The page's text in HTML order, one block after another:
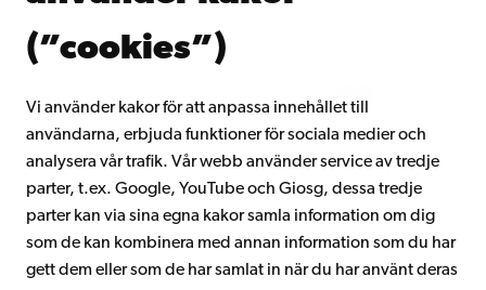
(”cookies”)
Vi använder kakor för att anpassa innehållet till
användarna, erbjuda funktioner för sociala medier och
analysera vår trafik. Vår webb använder service av tredje
parter, t.ex. Google, YouTube och Giosg, dessa tredje
parter kan via sina egna kakor samla information om dig
som de kan kombinera med annan information som du har
gett dem eller som de har samlat in när du har använt deras
Intranätet
Facebook InstagramYouTube LinkedIn Blog Snapchat